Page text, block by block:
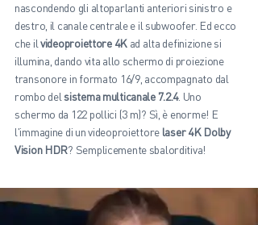
nascondendo gli altoparlanti anteriori sinistro e
destro, il canale centrale e il subwoofer. Ed ecco
che ilvideoproiettore 4K ad alta definizione si
illumina, dando vita allo schermo di proiezione
transonore in formato 16/9, accompagnato dal
rombo delsistema multicanale 7.2.4. Uno
schermo da 122 pollici (3 m)? Sì, è enorme! E
l'immagine di un videoproiettore laser 4K Dolby
Vision HDR? Semplicemente sbalorditiva!